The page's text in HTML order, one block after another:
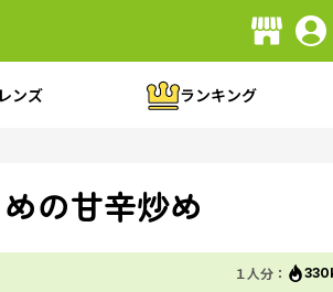
ンズ ランキング
の甘辛炒め
１人分：